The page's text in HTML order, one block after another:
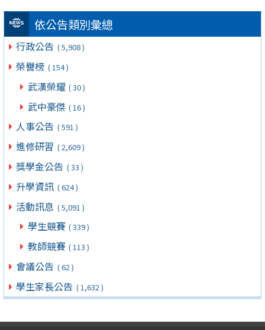
依公告類別彙總
行政公告 ( 5,908 )
榮譽榜 ( 154 )
武漢榮耀 ( 30 )
武中豪傑 ( 16 )
人事公告 ( 591 )
進修研習 ( 2,609 )
獎學金公告 ( 33 )
升學資訊 ( 624 )
活動訊息 ( 5,091 )
學生競賽 ( 339 )
教師競賽 ( 113 )
會議公告 ( 62 )
學生家長公告 ( 1,632 )